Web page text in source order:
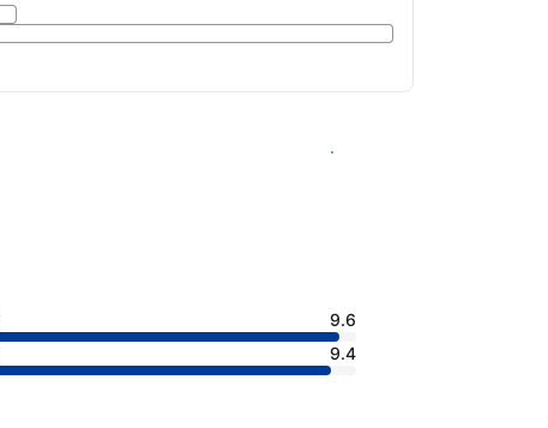
查看客房供應情況
9.6
9.4